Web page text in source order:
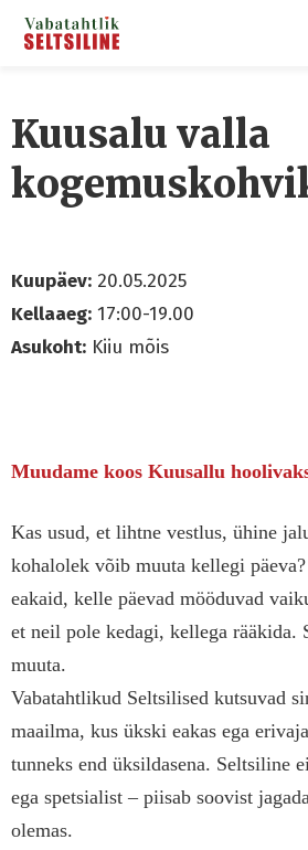
Kuusalu valla
Kuupäev: 20.05.2025
Kellaaeg: 17:00-19.00
Asukoht: Kiiu mõis
Muudame koos Kuusallu
Kas usud, et lihtne vestlus, ühine
kohalolek võib muuta kellegi
eakaid, kelle päevad mööduvad
et neil pole kedagi, kellega rääkida.
muuta.
Vabatahtlikud Seltsilised kutsuvad
maailma, kus ükski eakas ega
tunneks end üksildasena. Seltsiline
ega spetsialist – piisab soovist
olemas.